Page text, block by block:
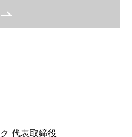
代表取締役